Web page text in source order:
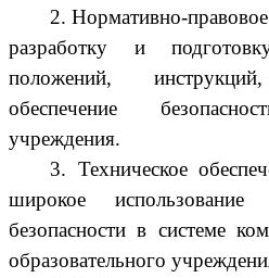
2. Нормативно-
разработку и
положений,
обеспечение
учреждения.
3. Техническое
широкое использование
безопасности в системе
образовательного